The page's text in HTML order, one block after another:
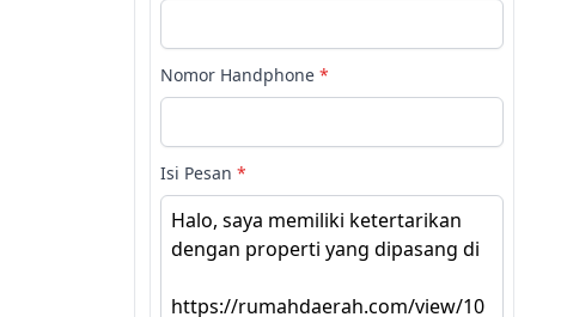
Nomor Handphone *
Isi Pesan *